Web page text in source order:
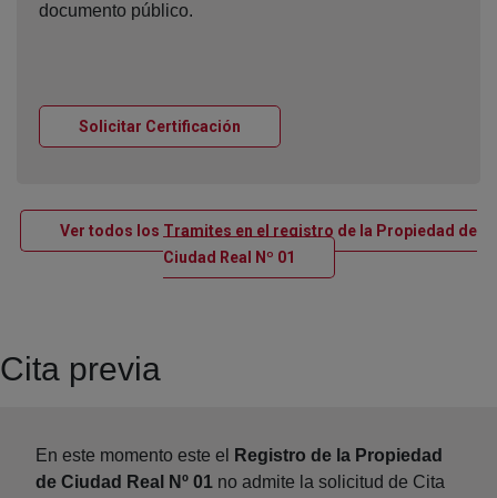
documento público.
Solicitar Certificación
Ver todos los Tramites en el registro de la Propiedad de
Ciudad Real Nº 01 Ventana nueva
Cita previa
En este momento este el
Registro de la Propiedad
de Ciudad Real Nº 01 no admite la solicitud de Cita